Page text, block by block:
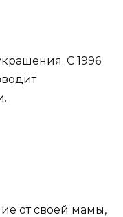
С 1996
от своей мамы,